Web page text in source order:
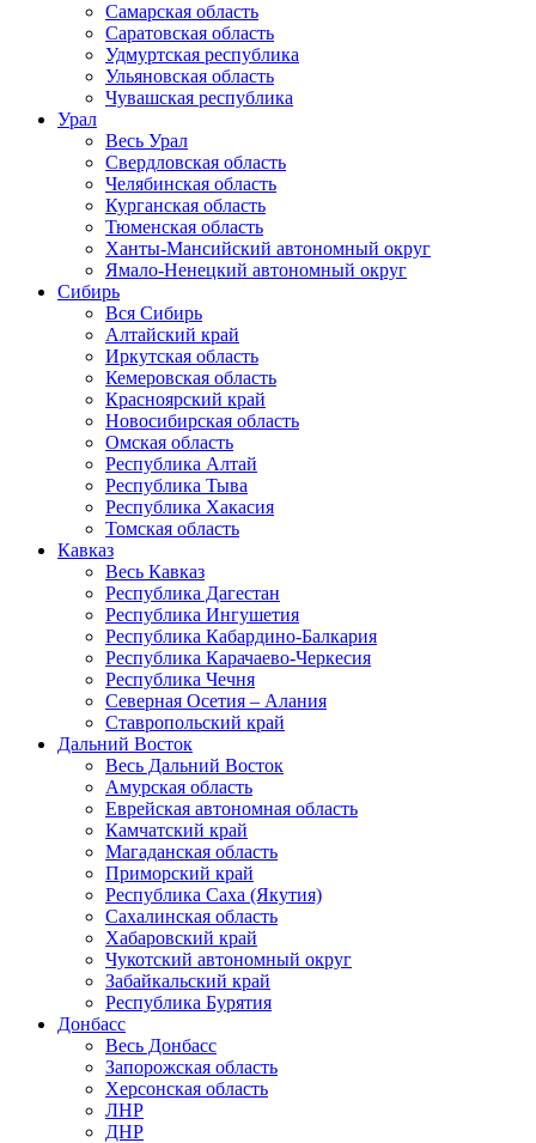
Самарская область
Саратовская область
Удмуртская республика
Ульяновская область
Чувашская республика
Урал
Весь Урал
Свердловская область
Челябинская область
Курганская область
Тюменская область
Ханты-Мансийский автономный округ
Ямало-Ненецкий автономный округ
Сибирь
Вся Сибирь
Алтайский край
Иркутская область
Кемеровская область
Красноярский край
Новосибирская область
Омская область
Республика Алтай
Республика Тыва
Республика Хакасия
Томская область
Кавказ
Весь Кавказ
Республика Дагестан
Республика Ингушетия
Республика Кабардино-Балкария
Республика Карачаево-Черкесия
Республика Чечня
Северная Осетия – Алания
Ставропольский край
Дальний Восток
Весь Дальний Восток
Амурская область
Еврейская автономная область
Камчатский край
Магаданская область
Приморский край
Республика Саха (Якутия)
Сахалинская область
Хабаровский край
Чукотский автономный округ
Забайкальский край
Республика Бурятия
Донбасс
Весь Донбасс
Запорожская область
Херсонская область
ЛНР
ДНР